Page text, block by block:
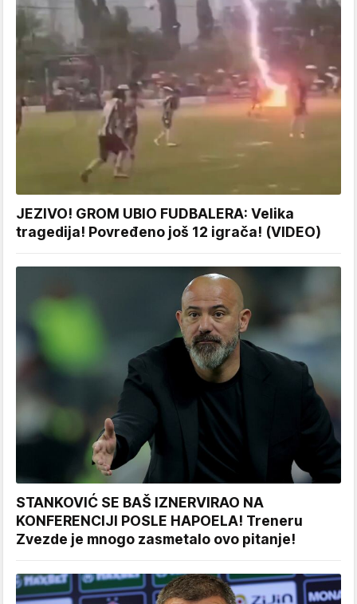
JEZIVO! GROM UBIO FUDBALERA: Velika
tragedija! Povređeno još 12 igrača! (VIDEO)
STANKOVIĆ SE BAŠ IZNERVIRAO NA
KONFERENCIJI POSLE HAPOELA! Treneru
Zvezde je mnogo zasmetalo ovo pitanje!